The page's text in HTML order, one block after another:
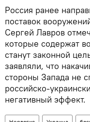
Россия ранее
поставок
Сергей Лавров
которые содержат
станут законной
заявляли, что
стороны Запада не
российско-
негативный эффект.